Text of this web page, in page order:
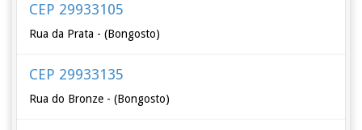
CEP 29933105
Rua da Prata - (Bongosto)
CEP 29933135
Rua do Bronze - (Bongosto)